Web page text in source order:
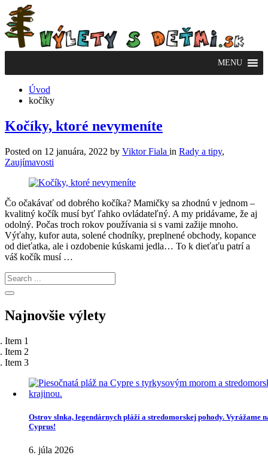
Výlety
s
deťmi
MENU
Úvod
kočíky
Kočíky, ktoré nevymeníte
Posted on 12 januára, 2022 by Viktor Fiala in Rady a tipy,
Zaujímavosti
Čo očakávať od dobrého kočíka? Mamičky sa zhodnú v jednom –
kvalitný kočík musí byť ľahko ovládateľný. A my pridávame, že aj
odolný. Počas troch rokov používania si s vami zažije mnoho.
Výťahy, kufor auta, solené chodníky, preplnené obchody, kopance
od dieťatka, ale i ozdobenie kúskami jedla… To k dieťaťu patrí a
váš kočík musí …
Search
for:
Search
Najnovšie výlety
Item 1
Item 2
Item 3
Ostrov slnka, legendárnych pláží a stredomorskej pohody. Vyrážame
Cyprus!
6. júla 2026